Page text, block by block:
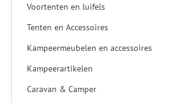
Voortenten en luifels
Tenten en Accessoires
Kampeermeubelen en accessoires
Kampeerartikelen
Caravan & Camper